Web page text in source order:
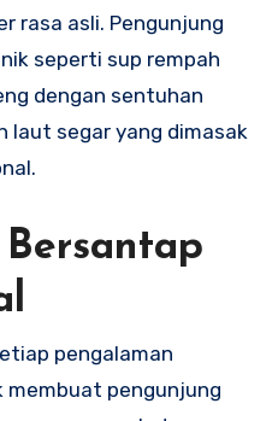
rasa asli. Pengunjung
seperti sup rempah
dengan sentuhan
laut segar yang dimasak
pengalaman
pengunjung